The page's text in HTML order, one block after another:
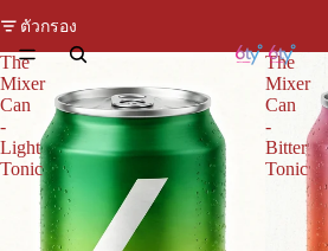
ตัวกรอง
The
Mixer
Can
-
Light
Tonic
The
Mixer
Can
-
Bitter
Tonic